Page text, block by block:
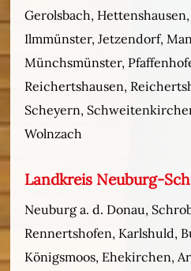
Gerolsbach,
Ilmmünster, Jetzendorf,
Münchsmünster,
Reichertshausen,
Scheyern,
Wolnzach
Landkreis Neuburg-
Neuburg a. d. Donau,
Rennertshofen, Karlshuld,
Königsmoos, Ehekirchen,